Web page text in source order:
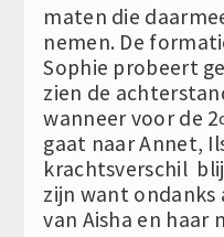
maten die
nemen. De
Sophie probeert
zien de
wanneer voor de 2
gaat naar Annet,
krachtsverschil
zijn want ondanks
van Aisha en haar